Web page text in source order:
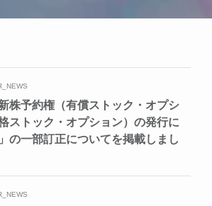
株予約権（有償ストック・オプシ
ストック・オプション）の発行に
の一部訂正についてを掲載しまし